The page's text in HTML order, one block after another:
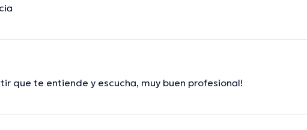
que te entiende y escucha, muy buen profesional!